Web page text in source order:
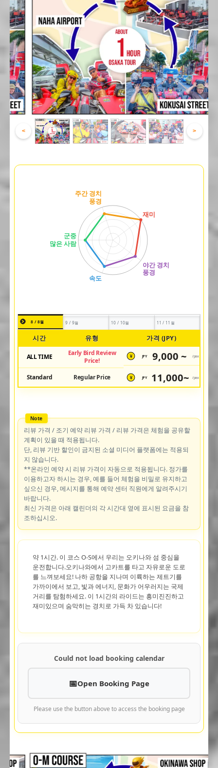
< >
8 / 8월 9 / 9월 10 / 10월 11 / 11월
시간 유형 가격 (JPY)
ALL TIME
Early Bird Review
Price!
¥ JPY 9,000 ~ /pax
Standard Regular Price ¥ JPY 11,000~ /pax
리뷰 가격 / 조기 예약 리뷰 가격 / 리뷰 가격은 체험을 공유할
계획이 있을 때 적용됩니다.
단, 리뷰 기반 할인이 금지된 소셜 미디어 플랫폼에는 적용되
지 않습니다.
**온라인 예약 시 리뷰 가격이 자동으로 적용됩니다. 정가를
이용하고자 하시는 경우, 예를 들어 체험을 비밀로 유지하고
싶으신 경우, 메시지를 통해 예약 센터 직원에게 알려주시기
바랍니다.
최신 가격은 아래 캘린더의 각 시간대 옆에 표시된 요금을 참
조하십시오.
약 1시간. 이 코스 O-S에서 우리는 오키나와 섬 중심을
운전합니다.오키나와에서 고카트를 타고 자유로운 도로
를 느껴보세요! 나하 공항을 지나며 이륙하는 제트기를
가까이에서 보고, 빛과 에너지, 문화가 어우러지는 국제
거리를 탐험하세요. 이 1시간의 라이드는 흥미진진하고
재미있으며 숨막히는 경치로 가득 차 있습니다!
Could not load booking calendar
Open Booking Page
Please use the button above to access the booking page